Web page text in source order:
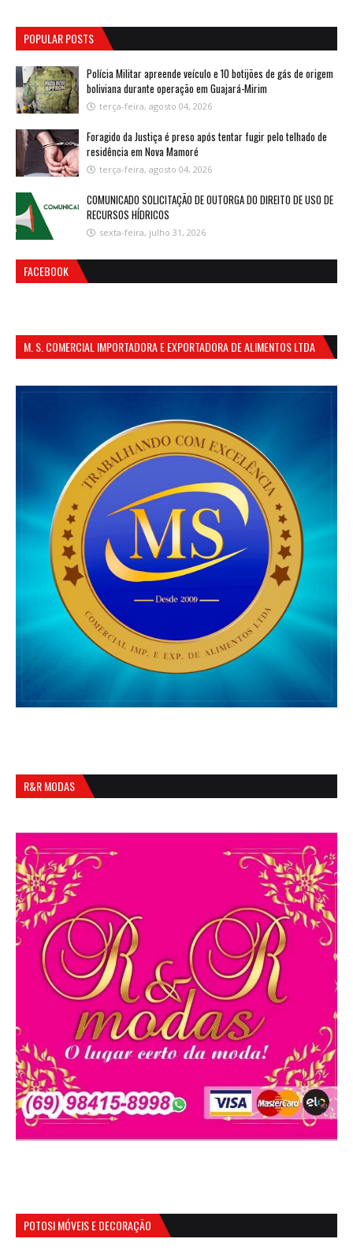
POPULAR POSTS
Polícia Militar apreende veículo e 10 botijões de gás de origem
boliviana durante operação em Guajará-Mirim
terça-feira, agosto 04, 2026
Foragido da Justiça é preso após tentar fugir pelo telhado de
residência em Nova Mamoré
terça-feira, agosto 04, 2026
COMUNICADO SOLICITAÇÃO DE OUTORGA DO DIREITO DE USO DE
RECURSOS HÍDRICOS
sexta-feira, julho 31, 2026
FACEBOOK
M. S. COMERCIAL IMPORTADORA E EXPORTADORA DE ALIMENTOS LTDA
R&R MODAS
POTOSI MÓVEIS E DECORAÇÃO